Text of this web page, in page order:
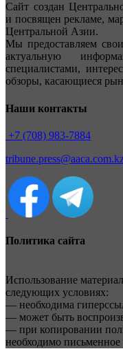
Сайт создан
и посвящен рекламе,
Центральной Азии.
Мы предоставляем
актуальную
специалистами,
обзоры, касающиеся
Наши контакты
+7 (708) 983-7884
Политика сайта
Использование
следующих условиях:
— необходима
— может быть
— при копировании
необходимо